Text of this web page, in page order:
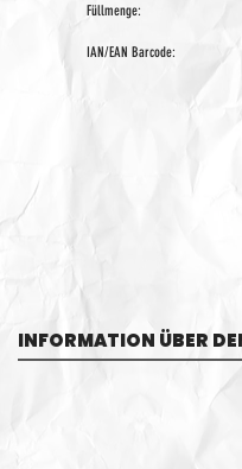
Füllmenge:
IAN/EAN Barcode:
INFORMATION ÜBER